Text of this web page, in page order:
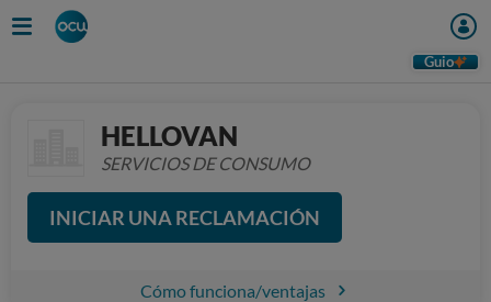
Guio
HELLOVAN
SERVICIOS DE CONSUMO
INICIAR UNA RECLAMACIÓN
Cómo funciona/ventajas